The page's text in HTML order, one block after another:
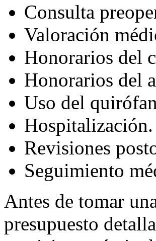
Consulta
Valoración
Honorarios del
Honorarios del
Uso del
Hospitalización.
Revisiones
Seguimiento
Antes de tomar
presupuesto